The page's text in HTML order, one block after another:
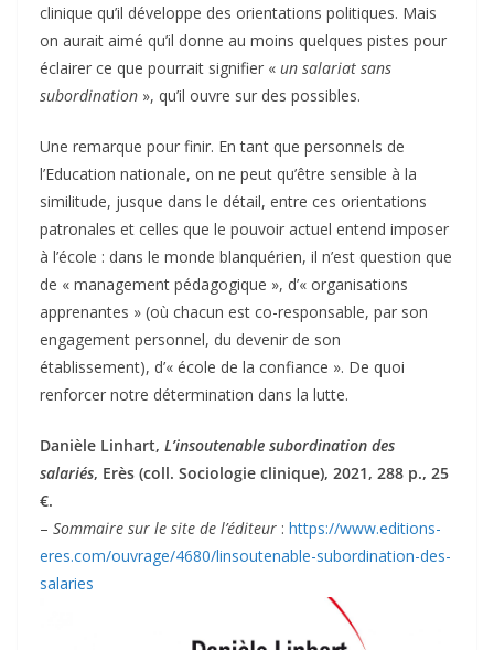
clinique qu’il développe des orientations politiques. Mais
on aurait aimé qu’il donne au moins quelques pistes pour
éclairer ce que pourrait signifier « un salariat sans
subordination », qu’il ouvre sur des possibles.
Une remarque pour finir. En tant que personnels de
l’Education nationale, on ne peut qu’être sensible à la
similitude, jusque dans le détail, entre ces orientations
patronales et celles que le pouvoir actuel entend imposer
à l’école : dans le monde blanquérien, il n’est question que
de « management pédagogique », d’« organisations
apprenantes » (où chacun est co-responsable, par son
engagement personnel, du devenir de son
établissement), d’« école de la confiance ». De quoi
renforcer notre détermination dans la lutte.
Danièle Linhart, L’insoutenable subordination des
salariés, Erès (coll. Sociologie clinique), 2021, 288 p., 25
€.
– Sommaire sur le site de l’éditeur : https://www.editions-
eres.com/ouvrage/4680/linsoutenable-subordination-des-
salaries